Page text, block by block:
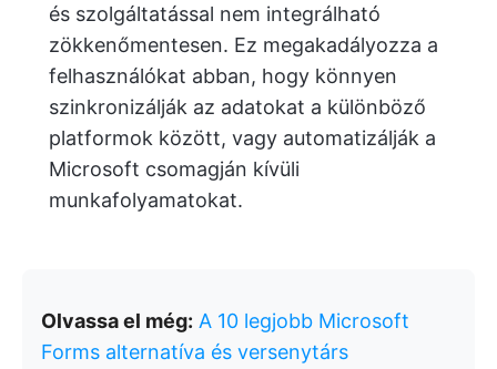
és szolgáltatással nem integrálható
zökkenőmentesen. Ez megakadályozza a
felhasználókat abban, hogy könnyen
szinkronizálják az adatokat a különböző
platformok között, vagy automatizálják a
Microsoft csomagján kívüli
munkafolyamatokat.
Olvassa el még: A 10 legjobb Microsoft
Forms alternatíva és versenytárs